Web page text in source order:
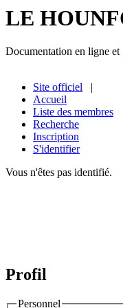
LE
Documentation en ligne
Site officiel |
Accueil
Liste des membres
Recherche
Inscription
S'identifier
Vous n'êtes pas identifié.
Profil
Personnel